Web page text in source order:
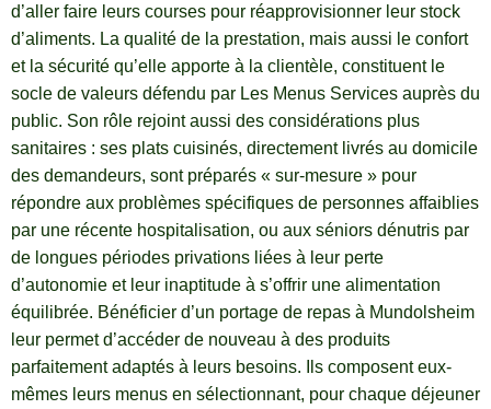
d’aller faire leurs courses pour réapprovisionner leur stock
d’aliments. La qualité de la prestation, mais aussi le confort
et la sécurité qu’elle apporte à la clientèle, constituent le
socle de valeurs défendu par Les Menus Services auprès du
public. Son rôle rejoint aussi des considérations plus
sanitaires : ses plats cuisinés, directement livrés au domicile
des demandeurs, sont préparés « sur-mesure » pour
répondre aux problèmes spécifiques de personnes affaiblies
par une récente hospitalisation, ou aux séniors dénutris par
de longues périodes privations liées à leur perte
d’autonomie et leur inaptitude à s’offrir une alimentation
équilibrée. Bénéficier d’un portage de repas à Mundolsheim
leur permet d’accéder de nouveau à des produits
parfaitement adaptés à leurs besoins. Ils composent eux-
mêmes leurs menus en sélectionnant, pour chaque déjeuner